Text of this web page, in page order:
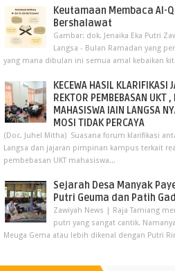
Keutamaan Membaca Al-
Bershalawat
Gambar: dok. Jenaika Eka Putri
Langsa - Bulan Ramadan yang
yang mana dibulan ini semua amal kebaikan
KECEWA HASIL KLARIFIKASI
REKTOR PEMBEBASAN UKT ,
MAHASISWA IAIN LANGSA
MOSI TIDAK PERCAYA
(Doc. Juhel Mitha) Suasana forum klarifikasi
Langsa dan jajaran pimpinan kampus terkait
pembebasan UKT mahasiswa...
Sejarah Desa Manyak
Putri Geuma dan Patih
Zawiyah News | Raja Tamiang
putri yang sangat cantik.
Meuga Gema atau lebih dikenal dengan Putri